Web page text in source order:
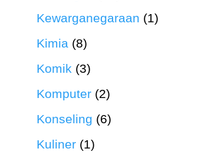
Kewarganegaraan (1)
Kimia (8)
Komik (3)
Komputer (2)
Konseling (6)
Kuliner (1)